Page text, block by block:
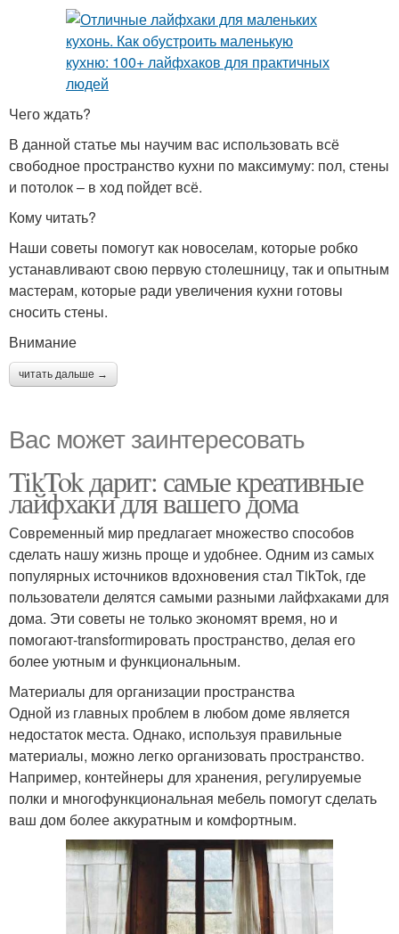
Чего ждать?
В данной статье мы научим вас использовать всё
свободное пространство кухни по максимуму: пол, стены
и потолок – в ход пойдет всё.
Кому читать?
Наши советы помогут как новоселам, которые робко
устанавливают свою первую столешницу, так и опытным
мастерам, которые ради увеличения кухни готовы
сносить стены.
Внимание
читать дальше →
Вас может заинтересовать
TikTok дарит: самые креативные
лайфхаки для вашего дома
Современный мир предлагает множество способов
сделать нашу жизнь проще и удобнее. Одним из самых
популярных источников вдохновения стал TikTok, где
пользователи делятся самыми разными лайфхаками для
дома. Эти советы не только экономят время, но и
помогают-transformировать пространство, делая его
более уютным и функциональным.
Материалы для организации пространства
Одной из главных проблем в любом доме является
недостаток места. Однако, используя правильные
материалы, можно легко организовать пространство.
Например, контейнеры для хранения, регулируемые
полки и многофункциональная мебель помогут сделать
ваш дом более аккуратным и комфортным.